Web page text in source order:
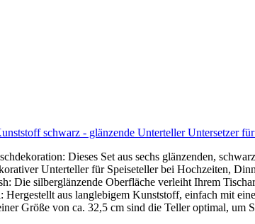
schwarz - glänzende Unterteller Untersetzer
Dieses Set aus sechs glänzenden,
Unterteller für Speiseteller bei Hochzeiten,
Die silberglänzende Oberfläche verleiht Ihrem
Hergestellt aus langlebigem Kunststoff, einfach mit
Größe von ca. 32,5 cm sind die Teller optimal, um